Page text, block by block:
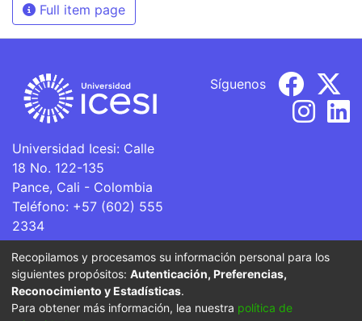
Full item page
Universidad Icesi: Calle
18 No. 122-135
Pance, Cali - Colombia
Teléfono: +57 (602) 555
2334
ventanillaunica@icesi.edu.co
Síguenos
La Universidad Icesi es una Institución de Educación
Superior que se encuentra sujeta a inspección y vigilancia
Recopilamos y procesamos su información personal para los
siguientes propósitos: Autenticación, Preferencias,
Reconocimiento y Estadísticas.
Para obtener más información, lea nuestra política de